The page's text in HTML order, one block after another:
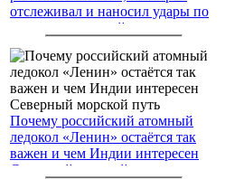
отслеживал и наносил удары по
американским войскам
Почему российский атомный
ледокол «Ленин» остаётся так
важен и чем Индии интересен
Северный морской путь